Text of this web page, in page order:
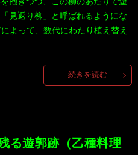
抱きつつ、この柳のあたりで遊
見返り柳」と呼ばれるようにな
よって、数代にわたり植え替え
続きを読む
る遊郭跡（乙種料理